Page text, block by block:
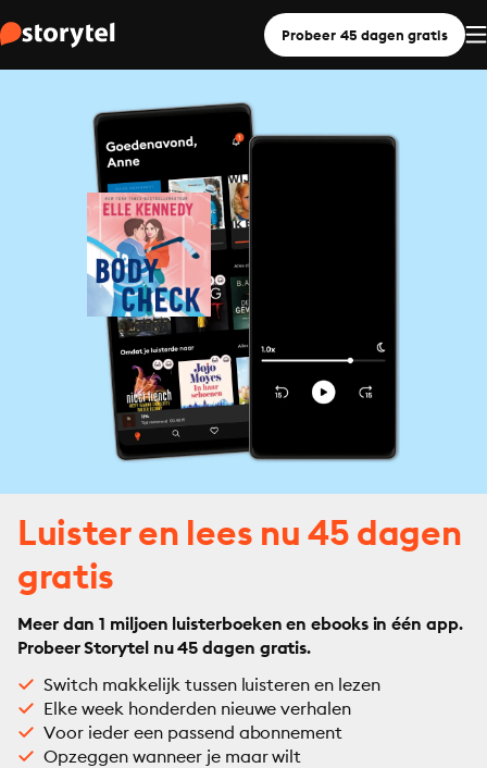
Probeer 45 dagen gratis
Luister en lees nu 45 dagen
gratis
Meer dan 1 miljoen luisterboeken en ebooks in één app.
Probeer Storytel nu 45 dagen gratis.
Switch makkelijk tussen luisteren en lezen
Elke week honderden nieuwe verhalen
Voor ieder een passend abonnement
Opzeggen wanneer je maar wilt